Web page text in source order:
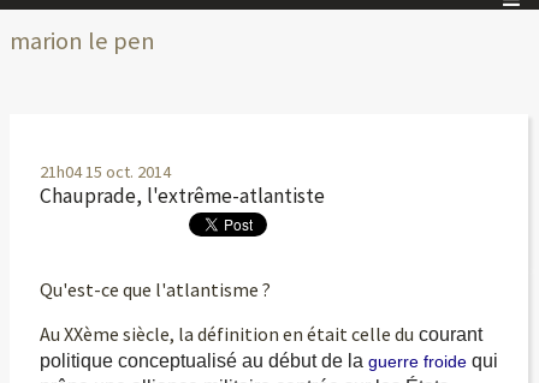
marion le pen
21h04 15 oct. 2014
Chauprade, l'extrême-atlantiste
Qu'est-ce que l'atlantisme ?
Au XXème siècle, la définition en était celle du courant
politique conceptualisé au début de la guerre froide qui